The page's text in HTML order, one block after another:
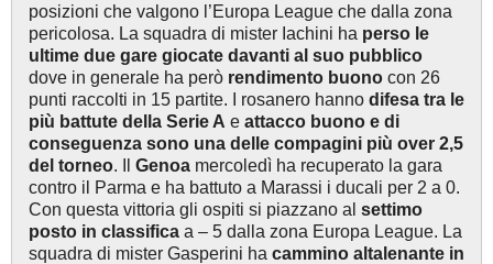
posizioni che valgono l’Europa League che dalla zona
pericolosa. La squadra di mister Iachini ha perso le
ultime due gare giocate davanti al suo pubblico
dove in generale ha però rendimento buono con 26
punti raccolti in 15 partite. I rosanero hanno difesa tra le
più battute della Serie A e attacco buono e di
conseguenza sono una delle compagini più over 2,5
del torneo. Il Genoa mercoledì ha recuperato la gara
contro il Parma e ha battuto a Marassi i ducali per 2 a 0.
Con questa vittoria gli ospiti si piazzano al settimo
posto in classifica a – 5 dalla zona Europa League. La
squadra di mister Gasperini ha cammino altalenante in